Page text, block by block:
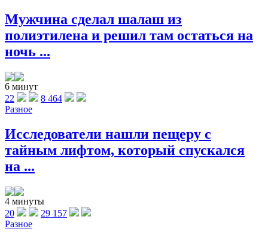
Мужчина сделал шалаш из
полиэтилена и решил там остаться на
ночь ...
6 минут
22
8 464
Разное
Исследователи нашли пещеру с
тайным лифтом, который спускался
на ...
4 минуты
20
29 157
Разное